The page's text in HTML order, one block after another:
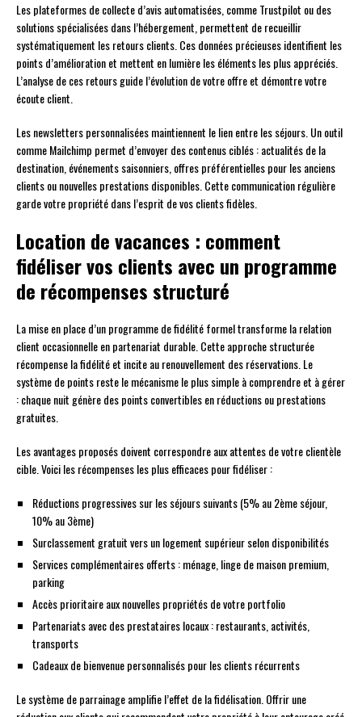
Les plateformes de collecte d’avis automatisées, comme Trustpilot ou des
solutions spécialisées dans l’hébergement, permettent de recueillir
systématiquement les retours clients. Ces données précieuses identifient les
points d’amélioration et mettent en lumière les éléments les plus appréciés.
L’analyse de ces retours guide l’évolution de votre offre et démontre votre
écoute client.
Les newsletters personnalisées maintiennent le lien entre les séjours. Un outil
comme Mailchimp permet d’envoyer des contenus ciblés : actualités de la
destination, événements saisonniers, offres préférentielles pour les anciens
clients ou nouvelles prestations disponibles. Cette communication régulière
garde votre propriété dans l’esprit de vos clients fidèles.
Location de vacances : comment
fidéliser vos clients avec un programme
de récompenses structuré
La mise en place d’un programme de fidélité formel transforme la relation
client occasionnelle en partenariat durable. Cette approche structurée
récompense la fidélité et incite au renouvellement des réservations. Le
système de points reste le mécanisme le plus simple à comprendre et à gérer
: chaque nuit génère des points convertibles en réductions ou prestations
gratuites.
Les avantages proposés doivent correspondre aux attentes de votre clientèle
cible. Voici les récompenses les plus efficaces pour fidéliser :
Réductions progressives sur les séjours suivants (5% au 2ème séjour,
10% au 3ème)
Surclassement gratuit vers un logement supérieur selon disponibilités
Services complémentaires offerts : ménage, linge de maison premium,
parking
Accès prioritaire aux nouvelles propriétés de votre portfolio
Partenariats avec des prestataires locaux : restaurants, activités,
transports
Cadeaux de bienvenue personnalisés pour les clients récurrents
Le système de parrainage amplifie l’effet de la fidélisation. Offrir une